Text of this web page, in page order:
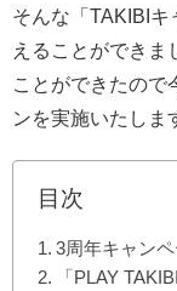
そんな「TAKIBI
えることができま
ことができたので
ンを実施いたしま
目次
3周年キャン
「PLAY